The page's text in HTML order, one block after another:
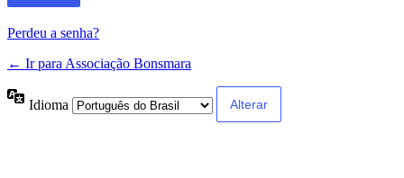
Perdeu a senha?
← Ir para Associação Bonsmara
Idioma